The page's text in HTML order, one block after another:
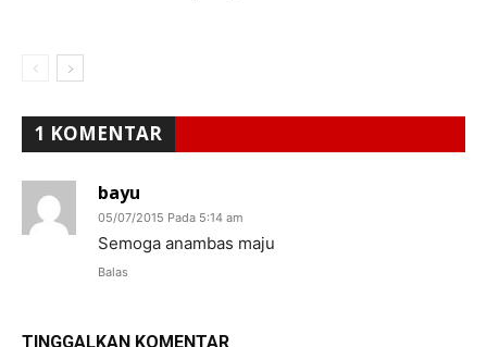
1 KOMENTAR
bayu
05/07/2015 Pada 5:14 am
Semoga anambas maju
Balas
TINGGALKAN KOMENTAR